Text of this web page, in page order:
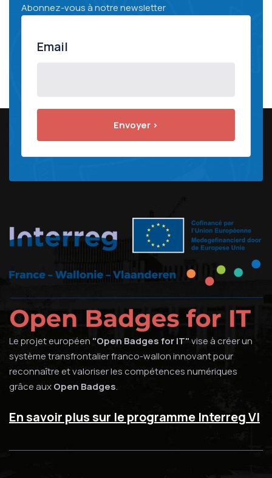
Abonnez-vous à notre newsletter
Email
Le projet européen "Open Badges for IT"vise à créer un
système transfrontalier franco-wallon innovant pour
reconnaître et valoriser les compétences numériques
grâce auxOpen Badges.
En savoir plus sur le programme Interreg VI